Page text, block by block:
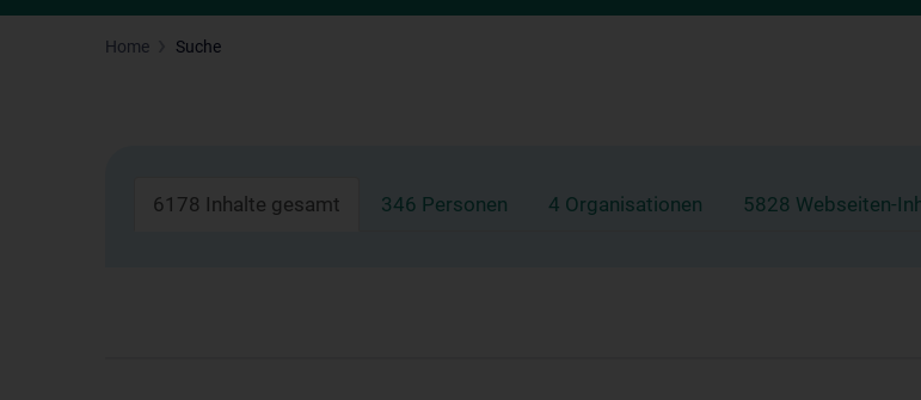
Home Suche
6178 Inhalte gesamt 346 Personen 4 Organisationen 5828 Webseiten-